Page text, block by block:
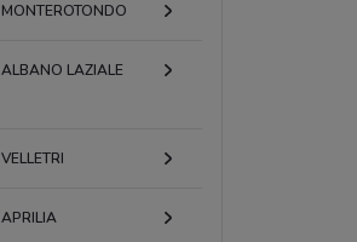
MONTEROTONDO
ALBANO LAZIALE
VELLETRI
APRILIA